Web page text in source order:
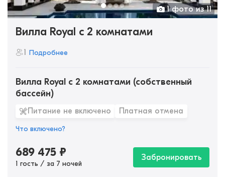
1 фото из 11
Вилла Royal с 2 комнатами
1 Подробнее
Вилла Royal с 2 комнатами (собственный
бассейн)
Питание не включено Платная отмена
Что включено?
689 475 ₽
1 гость / за 7 ночей
Забронировать